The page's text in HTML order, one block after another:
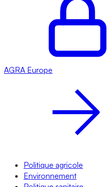
AGRA Europe
Politique agricole
Environnement